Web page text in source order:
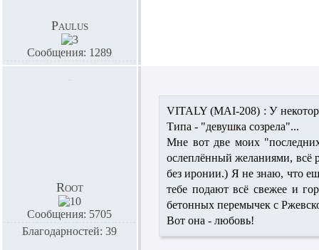
Paulus
Сообщения: 1289
Root
Сообщения: 5705
Благодарностей: 39
VITALY (MAI-208) : У
Типа - "девушка созрела"...
Мне вот две моих
ослеплённый желаниями, всё
без иронии.) Я не знаю, что
тебе подают всё свежее и
бетонных перемычек с
Вот она - любовь!